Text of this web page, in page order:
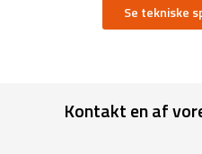
Se tekniske
Kontakt en af